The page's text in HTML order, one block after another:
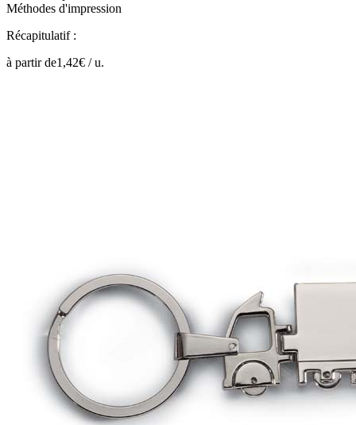
Méthodes d'impression
Récapitulatif :
à partir de1,42€ /u.